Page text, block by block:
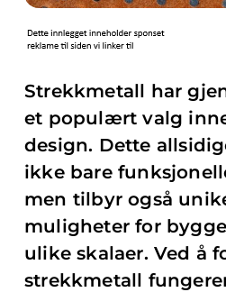
Strekkmetall har
et populært valg
design. Dette
ikke bare
men tilbyr også
muligheter for
ulike skalaer. Ved å
strekkmetall